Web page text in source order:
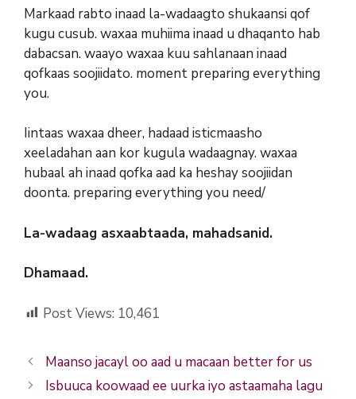
Markaad rabto inaad la-wadaagto shukaansi qof
kugu cusub. waxaa muhiima inaad u dhaqanto hab
dabacsan. waayo waxaa kuu sahlanaan inaad
qofkaas soojiidato. moment preparing everything
you.
Iintaas waxaa dheer, hadaad isticmaasho
xeeladahan aan kor kugula wadaagnay. waxaa
hubaal ah inaad qofka aad ka heshay soojiidan
doonta. preparing everything you need/
La-wadaag asxaabtaada, mahadsanid.
Dhamaad.
Post Views: 10,461
Maanso jacayl oo aad u macaan better for us
Isbuuca koowaad ee uurka iyo astaamaha lagu